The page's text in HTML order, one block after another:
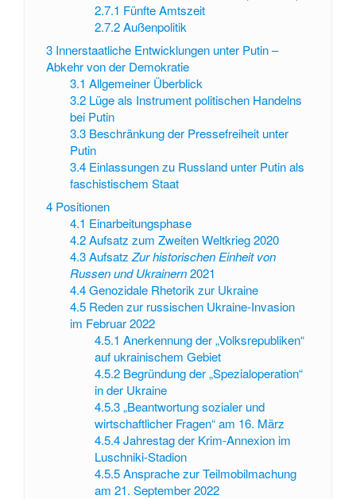
2.7.1 Fünfte Amtszeit
2.7.2 Außenpolitik
3 Innerstaatliche Entwicklungen unter Putin –
Abkehr von der Demokratie
3.1 Allgemeiner Überblick
3.2 Lüge als Instrument politischen Handelns
bei Putin
3.3 Beschränkung der Pressefreiheit unter
Putin
3.4 Einlassungen zu Russland unter Putin als
faschistischem Staat
4 Positionen
4.1 Einarbeitungsphase
4.2 Aufsatz zum Zweiten Weltkrieg 2020
4.3 AufsatzZur historischen Einheit von
Russen und Ukrainern2021
4.4 Genozidale Rhetorik zur Ukraine
4.5 Reden zur russischen Ukraine-Invasion
im Februar 2022
4.5.1 Anerkennung der „Volksrepubliken“
auf ukrainischem Gebiet
4.5.2 Begründung der „Spezialoperation“
in der Ukraine
4.5.3 „Beantwortung sozialer und
wirtschaftlicher Fragen“ am 16. März
4.5.4 Jahrestag der Krim-Annexion im
Luschniki-Stadion
4.5.5 Ansprache zur Teilmobilmachung
am 21. September 2022